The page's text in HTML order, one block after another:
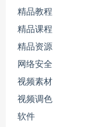
精品教程
精品课程
精品资源
网络安全
视频素材
视频调色
软件